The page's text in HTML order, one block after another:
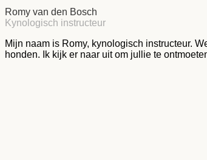
Romy van den Bosch
Kynologisch instructeur
Mijn naam is Romy, kynologisch instructeur.
honden. Ik kijk er naar uit om jullie te